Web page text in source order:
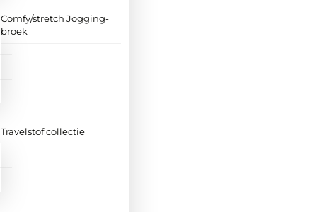
Comfy/stretch Jogging-
broek
Travelstof collectie